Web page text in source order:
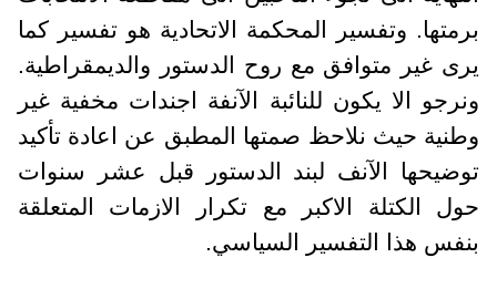
برمتها. وتفسير المحكمة الاتحادية هو تفسير كما
يرى غير متوافق مع روح الدستور والديمقراطية.
ونرجو الا يكون للنائبة الآنفة اجندات مخفية غير
وطنية حيث نلاحظ صمتها المطبق عن اعادة تأكيد
توضيحها الآنف لبند الدستور قبل عشر سنوات
حول الكتلة الاكبر مع تكرار الازمات المتعلقة
بنفس هذا التفسير السياسي.